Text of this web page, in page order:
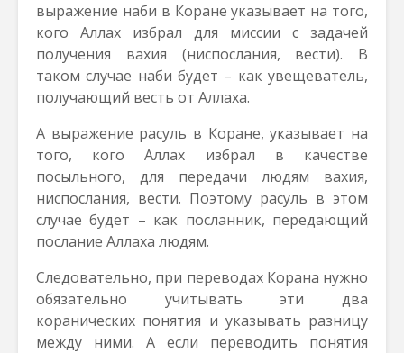
выражение наби в Коране указывает на того,
кого Аллах избрал для миссии с задачей
получения вахия (ниспослания, вести). В
таком случае наби будет – как увещеватель,
получающий весть от Аллаха.
А выражение расуль в Коране, указывает на
того, кого Аллах избрал в качестве
посыльного, для передачи людям вахия,
ниспослания, вести. Поэтому расуль в этом
случае будет – как посланник, передающий
послание Аллаха людям.
Следовательно, при переводах Корана нужно
обязательно учитывать эти два
коранических понятия и указывать разницу
между ними. А если переводить понятия